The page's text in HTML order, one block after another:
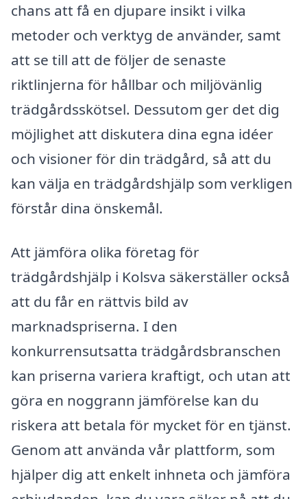
chans att få en djupare insikt i vilka
metoder och verktyg de använder, samt
att se till att de följer de senaste
riktlinjerna för hållbar och miljövänlig
trädgårdsskötsel. Dessutom ger det dig
möjlighet att diskutera dina egna idéer
och visioner för din trädgård, så att du
kan välja en trädgårdshjälp som verkligen
förstår dina önskemål.
Att jämföra olika företag för
trädgårdshjälp i Kolsva säkerställer också
att du får en rättvis bild av
marknadspriserna. I den
konkurrensutsatta trädgårdsbranschen
kan priserna variera kraftigt, och utan att
göra en noggrann jämförelse kan du
riskera att betala för mycket för en tjänst.
Genom att använda vår plattform, som
hjälper dig att enkelt inhneta och jämföra